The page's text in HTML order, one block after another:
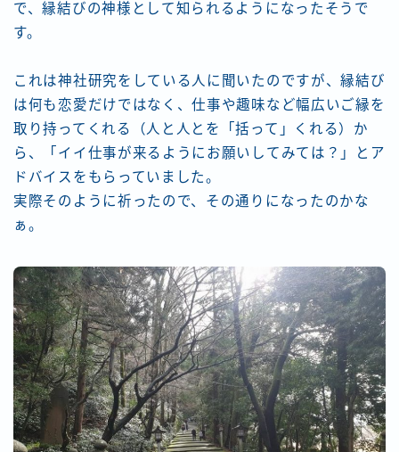
で、縁結びの神様として知られるようになったそうで
す。
これは神社研究をしている人に聞いたのですが、縁結び
は何も恋愛だけではなく、仕事や趣味など幅広いご縁を
取り持ってくれる（人と人とを「括って」くれる）か
ら、「イイ仕事が来るようにお願いしてみては？」とア
ドバイスをもらっていました。
実際そのように祈ったので、その通りになったのかな
ぁ。